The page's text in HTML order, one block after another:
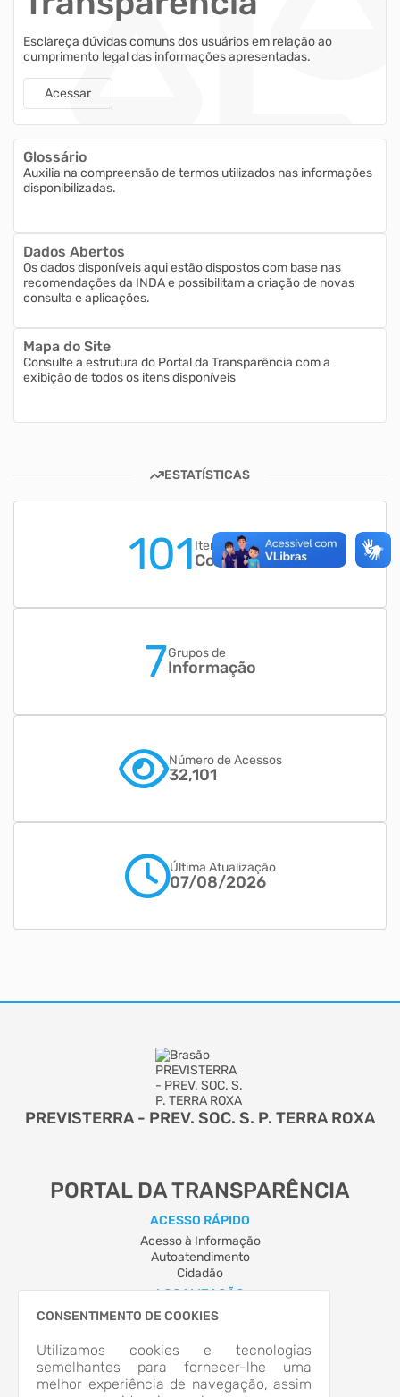
CONSENTIMENTO DE COOKIES
Utilizamos cookies e tecnologias
semelhantes para fornecer-lhe uma
melhor experiência de navegação, assim
Esclareça dúvidas comuns dos usuários em relação ao
cumprimento legal das informações apresentadas.
Acessar
Glossário
Auxilia na compreensão de termos utilizados nas informações
disponibilizadas.
Dados Abertos
Os dados disponíveis aqui estão dispostos com base nas
recomendações da INDA e possibilitam a criação de novas
consulta e aplicações.
Mapa do Site
Consulte a estrutura do Portal da Transparência com a
exibição de todos os itens disponíveis
ESTATÍSTICAS
101 Itens para
Consultar
7Grupos de
Informação
Número de Acessos
32,101
Última Atualização
07/08/2026
PREVISTERRA - PREV. SOC. S. P. TERRA ROXA
PORTAL DA TRANSPARÊNCIA
ACESSO RÁPIDO
Acesso à Informação
Autoatendimento
Cidadão
LOCALIZAÇÃO
Rua GOV. PARIGOT DE SOUZA, Nº 129, Centro
CEP: 85.990-000
Abrir no Mapa
CONTATOS